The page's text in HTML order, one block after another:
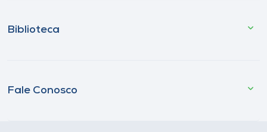
Biblioteca
Fale Conosco